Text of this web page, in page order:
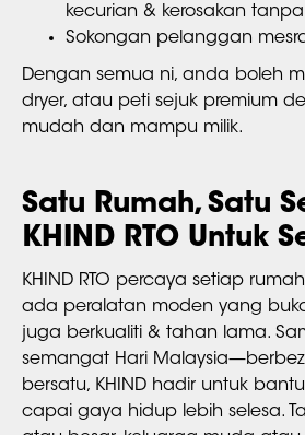
kecurian & kerosakan
Sokongan pelanggan
Dengan semua ni, anda boleh
dryer, atau peti sejuk premium
mudah dan mampu milik.
Satu Rumah, Satu
KHIND RTO Untuk
KHIND RTO percaya setiap
ada peralatan moden yang
juga berkualiti & tahan lama.
semangat Hari
bersatu, KHIND hadir untuk
capai gaya hidup lebih selesa.